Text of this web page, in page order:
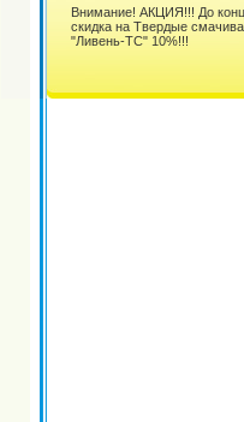
Внимание! АКЦИЯ!!! До
скидка на Твердые
"Ливень-ТС" 10%!!!